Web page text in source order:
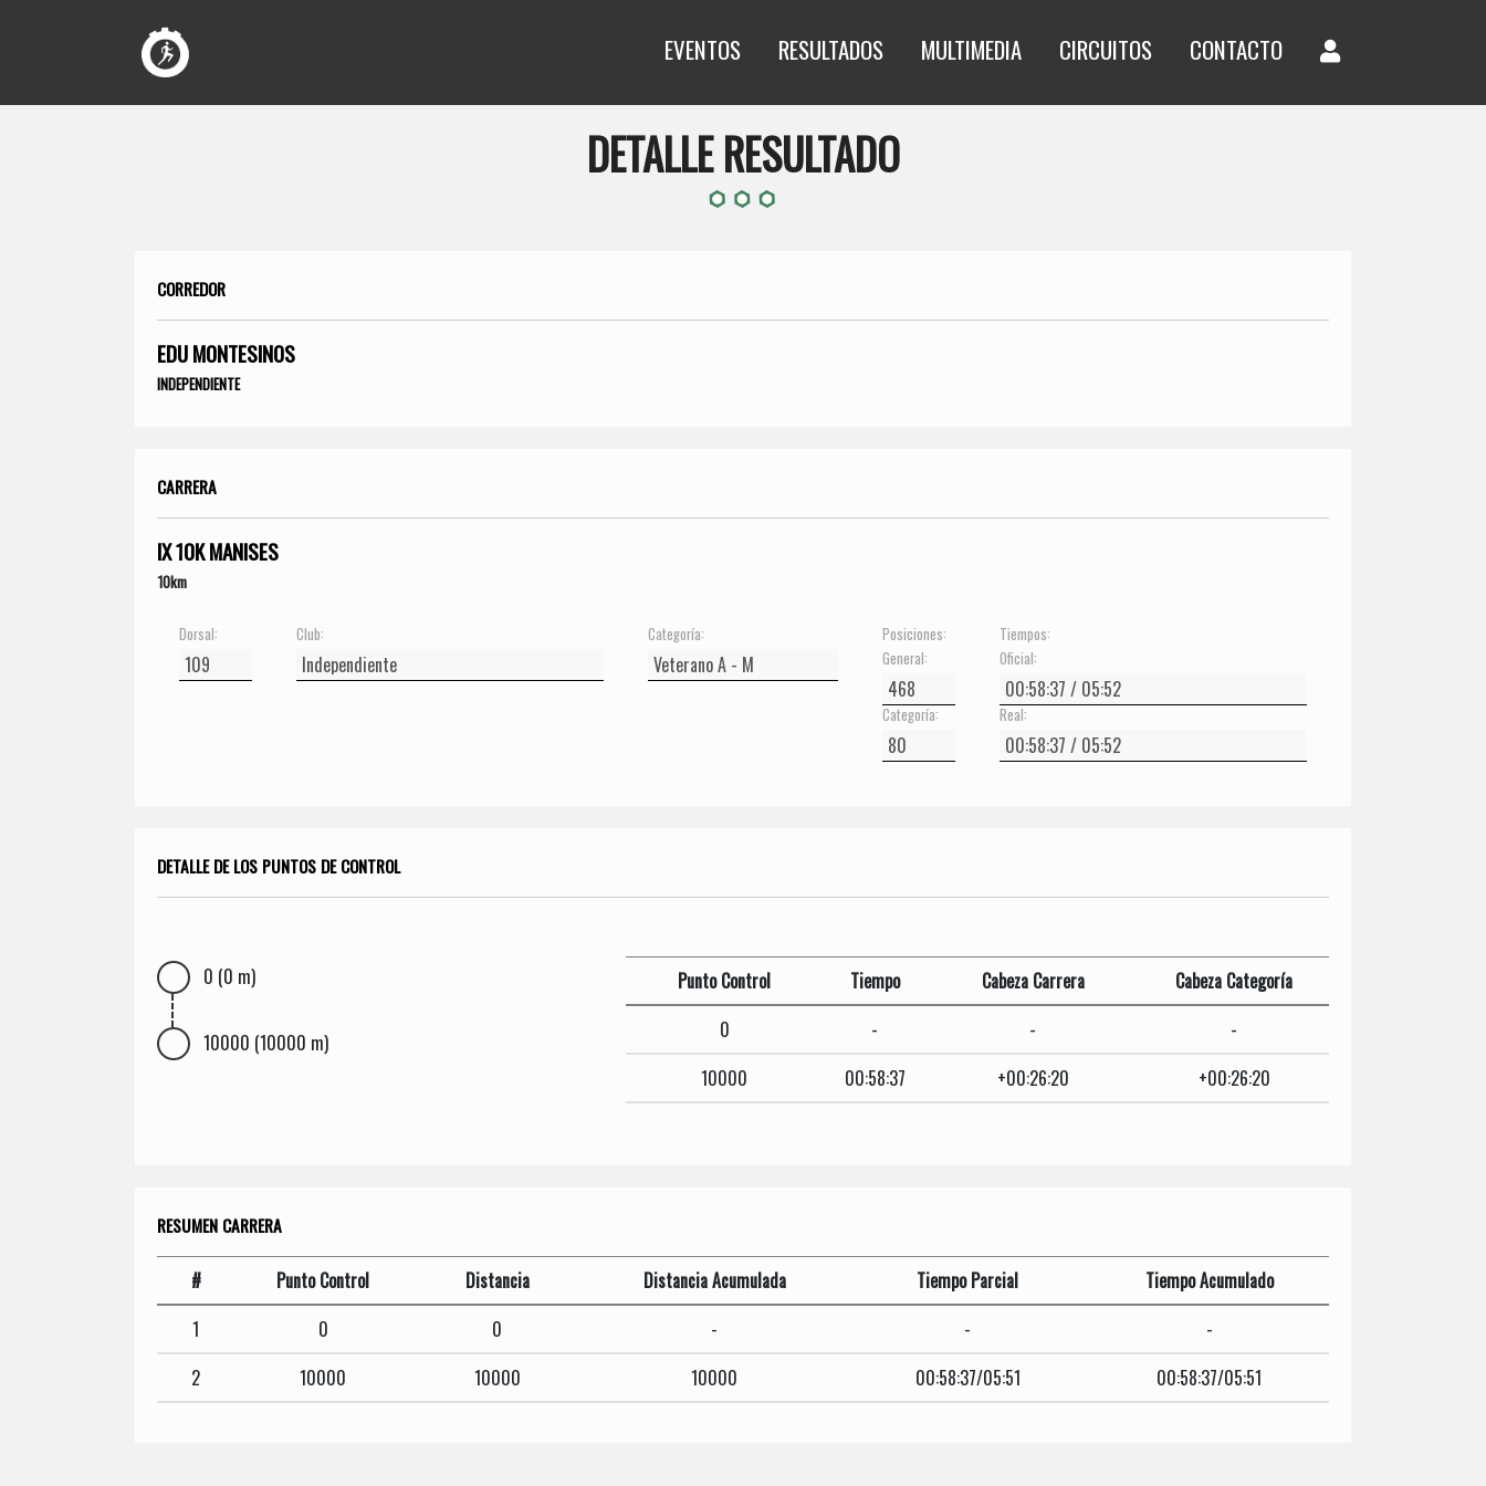
EVENTOS RESULTADOS MULTIMEDIA CIRCUITOS CONTACTO
DETALLE RESULTADO
CORREDOR
EDU MONTESINOS
INDEPENDIENTE
CARRERA
IX 10K MANISES
10km
Dorsal: Club: Categoría:
Posiciones:
General:
Categoría:
Tiempos:
Oficial:
Real:
DETALLE DE LOS PUNTOS DE CONTROL
0 (0 m)
10000 (10000 m)
Punto Control Tiempo Cabeza Carrera
Cabeza Categoría
0
- -
-
10000
00:58:37 +00:26:20 +00:26:20
RESUMEN CARRERA
# Punto Control Distancia Distancia Acumulada Tiempo Parcial
Tiempo Acumulado
1
0 0 - -
-
2
10000 10000 10000 00:58:37/05:51 00:58:37/05:51